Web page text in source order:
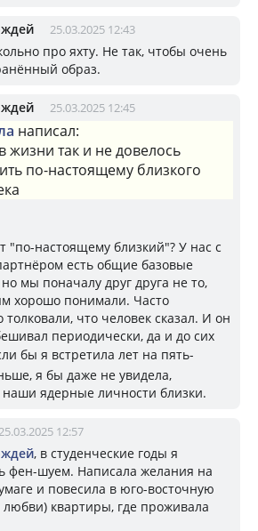
25.03.2025 12:43
про яхту. Не так, чтобы очень
образ.
25.03.2025 12:45
написал:
жизни так и не довелось
по-настоящему близкого
"по-настоящему близкий"? У нас с
есть общие базовые
мы поначалу друг друга не то,
хорошо понимали. Часто
толковали, что человек сказал. И он
периодически, да и до сих
бы я встретила лет на пять-
я бы даже не увидела,
наши ядерные личности близки.
12:57
, в студенческие годы я
фен-шуем. Написала желания на
и повесила в юго-восточную
любви) квартиры, где проживала